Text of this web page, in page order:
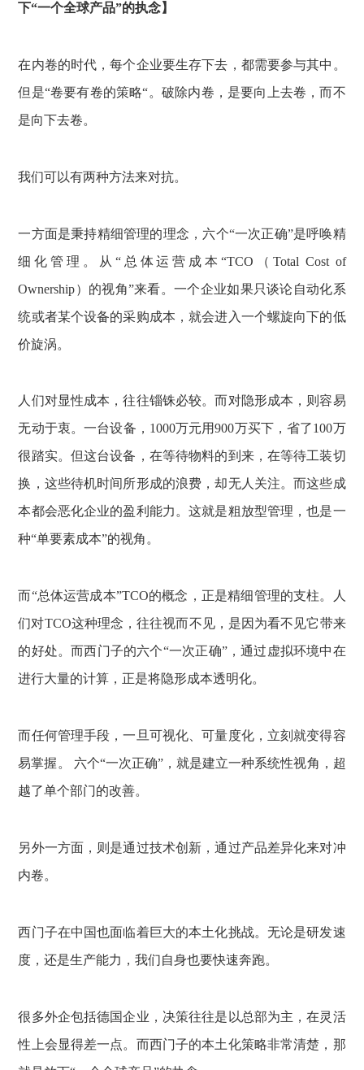
下“一个全球产品”的执念】
在内卷的时代，每个企业要生存下去，都需要参与其中。
但是“卷要有卷的策略“。破除内卷，是要向上去卷，而不
是向下去卷。
我们可以有两种方法来对抗。
一方面是秉持精细管理的理念，六个“一次正确”是呼唤精
细化管理。从“总体运营成本“TCO（Total Cost of
Ownership）的视角”来看。一个企业如果只谈论自动化系
统或者某个设备的采购成本，就会进入一个螺旋向下的低
价旋涡。
人们对显性成本，往往锱铢必较。而对隐形成本，则容易
无动于衷。一台设备，1000万元用900万买下，省了100万
很踏实。但这台设备，在等待物料的到来，在等待工装切
换，这些待机时间所形成的浪费，却无人关注。而这些成
本都会恶化企业的盈利能力。这就是粗放型管理，也是一
种“单要素成本”的视角。
而“总体运营成本”TCO的概念，正是精细管理的支柱。人
们对TCO这种理念，往往视而不见，是因为看不见它带来
的好处。而西门子的六个“一次正确”，通过虚拟环境中在
进行大量的计算，正是将隐形成本透明化。
而任何管理手段，一旦可视化、可量度化，立刻就变得容
易掌握。 六个“一次正确”，就是建立一种系统性视角，超
越了单个部门的改善。
另外一方面，则是通过技术创新，通过产品差异化来对冲
内卷。
西门子在中国也面临着巨大的本土化挑战。无论是研发速
度，还是生产能力，我们自身也要快速奔跑。
很多外企包括德国企业，决策往往是以总部为主，在灵活
性上会显得差一点。而西门子的本土化策略非常清楚，那